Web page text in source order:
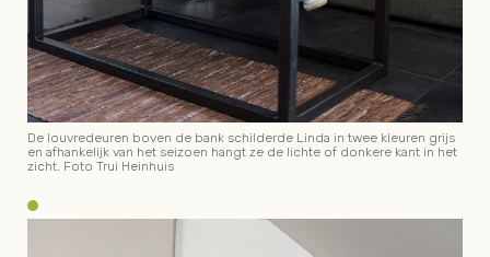
De louvredeuren boven de bank schilderde Linda in twee kleuren grijs
en afhankelijk van het seizoen hangt ze de lichte of donkere kant in het
zicht. Foto Trui Heinhuis